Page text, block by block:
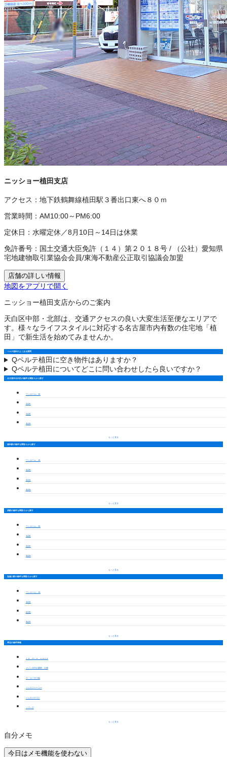
ニッショー植田支店
アクセス： 地下鉄鶴舞線植田駅３番出口東へ８０ｍ
営業時間： AM10:00～PM6:00
定休日： 水曜定休／8月10日～14日は休業
免許番号： 国土交通大臣免許（１４）第２０１８号 /
（公社）愛知県
宅地建物取引業協会会員/東海不動産公正取引協議会加盟
店舗の詳しい情報
地図をアプリで開く
ニッショー植田支店からのご案内
天白区中部・北部は、交通アクセスの良い大変生活至便なエリアで
す。様々なライフスタイルに対応する名古屋市内有数の住宅地「植
田」で新生活を始めてみませんか。
ペルテ植田のよくある質問
Qペルテ植田に空き物件はありますか？
Qペルテ植田についてどこに問い合わせしたら良いですか？
名古屋市天白区の物件を間取りから探す
ワンルーム・1K
1LDK
2LDK
3LDK
もっと見る
植田駅の物件を間取りから探す
ワンルーム・1K
1LDK
2LDK
3LDK
もっと見る
原駅の物件を間取りから探す
ワンルーム・1K
1LDK
2LDK
3LDK
もっと見る
塩釜口駅の物件を間取りから探す
ワンルーム・1K
1LDK
2LDK
3LDK
もっと見る
周辺の物件情報
Ｌａ ｍｉａ ｃａｓａ
メゾン天白公園東 Ｅ棟
ラ・カーザ小島
ジュネストーコー
ジュネスヤゴト
ソフィア
もっと見る
自分メモ
今日はメモ機能を使わない